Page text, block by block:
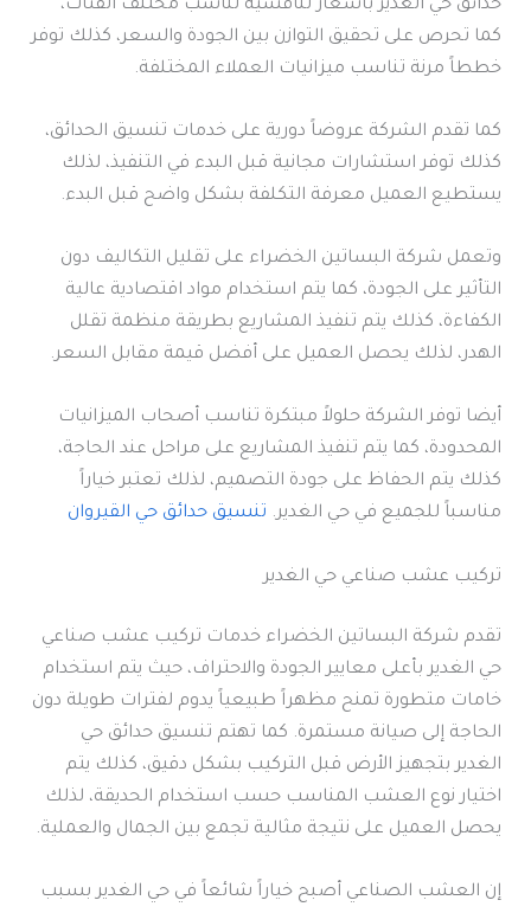
حدائق حي الغدير بأسعار تنافسية تناسب مختلف الفئات،
كما تحرص على تحقيق التوازن بين الجودة والسعر، كذلك توفر
خططاً مرنة تناسب ميزانيات العملاء المختلفة.
كما تقدم الشركة عروضاً دورية على خدمات تنسيق الحدائق،
كذلك توفر استشارات مجانية قبل البدء في التنفيذ، لذلك
يستطيع العميل معرفة التكلفة بشكل واضح قبل البدء.
وتعمل شركة البساتين الخضراء على تقليل التكاليف دون
التأثير على الجودة، كما يتم استخدام مواد اقتصادية عالية
الكفاءة، كذلك يتم تنفيذ المشاريع بطريقة منظمة تقلل
الهدر، لذلك يحصل العميل على أفضل قيمة مقابل السعر.
أيضا توفر الشركة حلولاً مبتكرة تناسب أصحاب الميزانيات
المحدودة، كما يتم تنفيذ المشاريع على مراحل عند الحاجة،
كذلك يتم الحفاظ على جودة التصميم، لذلك تعتبر خياراً
مناسباً للجميع في حي الغدير. تنسيق حدائق حي القيروان
تركيب عشب صناعي حي الغدير
تقدم شركة البساتين الخضراء خدمات تركيب عشب صناعي
حي الغدير بأعلى معايير الجودة والاحتراف، حيث يتم استخدام
خامات متطورة تمنح مظهراً طبيعياً يدوم لفترات طويلة دون
الحاجة إلى صيانة مستمرة. كما تهتم تنسيق حدائق حي
الغدير بتجهيز الأرض قبل التركيب بشكل دقيق، كذلك يتم
اختيار نوع العشب المناسب حسب استخدام الحديقة، لذلك
يحصل العميل على نتيجة مثالية تجمع بين الجمال والعملية.
إن العشب الصناعي أصبح خياراً شائعاً في حي الغدير بسبب